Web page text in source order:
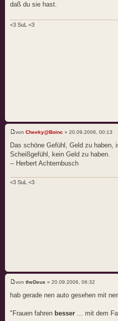
daß du sie hast.
<3 SuL <3
von Cheeky@Boinc » 20.09.2006, 00:13
Das schöne Gefühl, Geld zu haben,
Scheißgefühl, kein Geld zu haben.
-- Herbert Achternbusch
<3 SuL <3
von theDeus » 20.09.2006, 06:32
hab gerade nen auto gesehen mit
"Frauen fahren besser ... mit dem